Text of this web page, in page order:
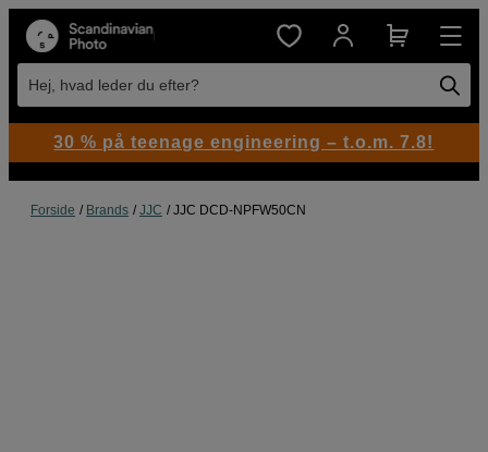
Hej, hvad leder du efter?
Forside Brands JJC JJC DCD-NPFW50CN
30 % på teenage engineering – t.o.m. 7.8!